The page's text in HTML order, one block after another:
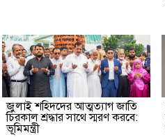
জুলাই শহিদদের আত্মত্যাগ জাতি
চিরকাল শ্রদ্ধার সাথে স্মরণ করবে:
ভূমিমন্ত্রী